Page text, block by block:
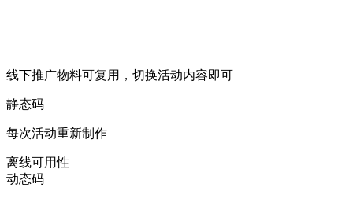
线下推广物料可复用，切换活动内容即可
静态码
每次活动重新制作
离线可用性
动态码